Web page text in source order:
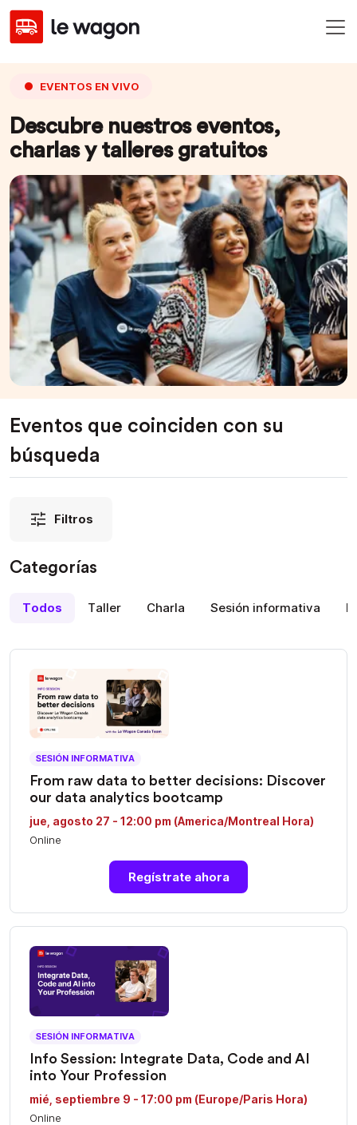
EVENTOS EN VIVO
Descubre nuestros eventos,
charlas y talleres gratuitos
Eventos que coinciden con su
búsqueda
Filtros
Categorías
Todos Taller Charla Sesión informativa
SESIÓN INFORMATIVA
From raw data to better decisions: Discover
our data analytics bootcamp
jue, agosto 27 - 12:00 pm (America/Montreal Hora)
Online
Regístrate ahora
SESIÓN INFORMATIVA
Info Session: Integrate Data, Code and AI
into Your Profession
mié, septiembre 9 - 17:00 pm (Europe/Paris Hora)
Online